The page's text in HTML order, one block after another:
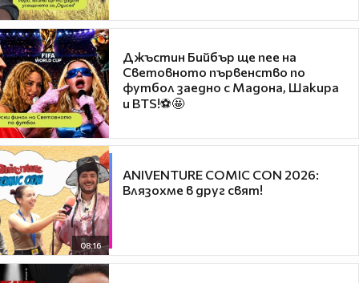
Джъстин Бийбър ще пее на
Световното първенство по
футбол заедно с Мадона, Шакира
и BTS!⚽🤩
08:16
ANIVENTURE COMIC CON 2026:
Влязохме в друг свят!